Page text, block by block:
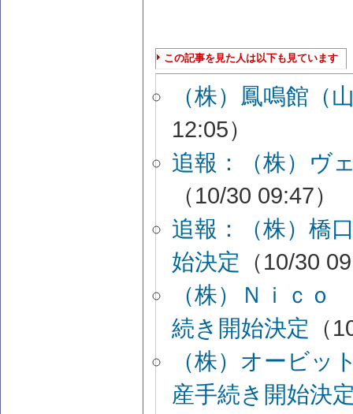
この記事を見た人は以下も見ています
（株）鳳鳴館（
12:05）
追報：（株）ヴ
（10/30 09:47）
追報：（株）橋
始決定 （10/30
（株）Ｎｉｃ
続き開始決定 （
（株）オービッ
産手続き開始決